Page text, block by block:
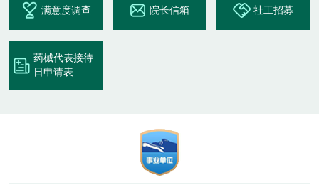
满意度调查 院长信箱 社工招募
药械代表接待
日申请表